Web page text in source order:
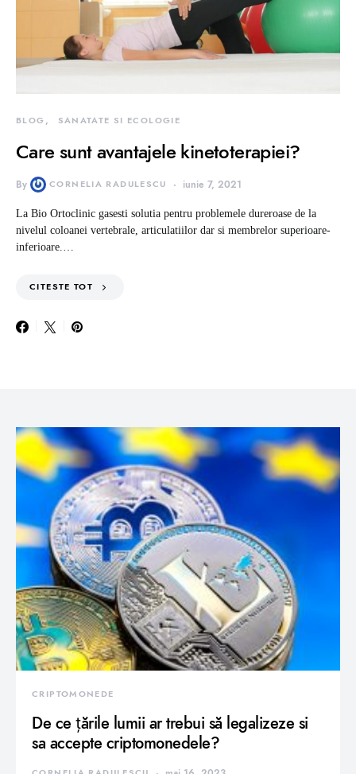
BLOG SANATATE SI ECOLOGIE
Care sunt avantajele kinetoterapiei?
By CORNELIA RADULESCU iunie 7, 2021
La Bio Ortoclinic gasesti solutia pentru problemele dureroase de la
nivelul coloanei vertebrale, articulatiilor dar si membrelor superioare-
inferioare.…
CITESTE TOT
CRIPTOMONEDE
De ce țările lumii ar trebui să legalizeze si
sa accepte criptomonedele?